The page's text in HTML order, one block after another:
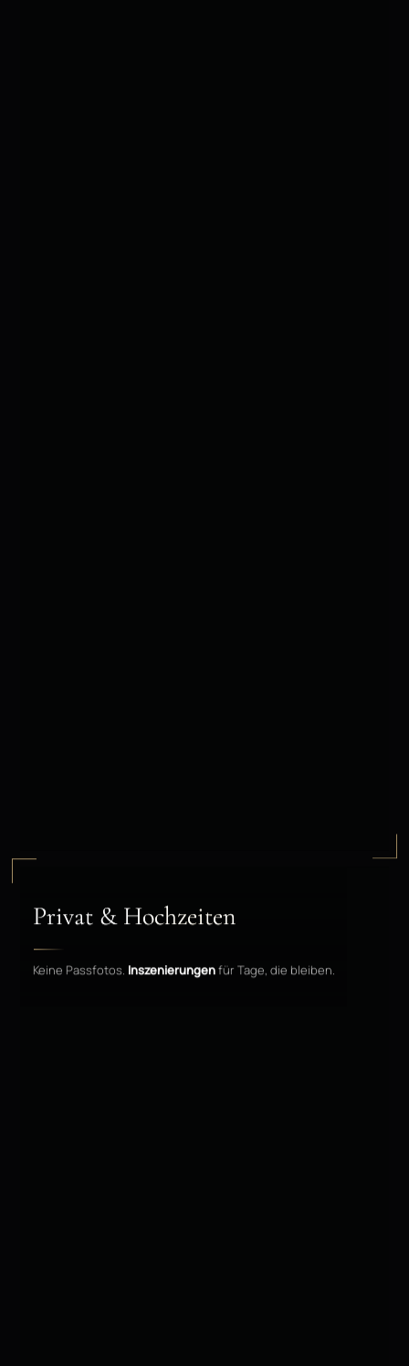
Privat & Hochzeiten
Keine Passfotos. Inszenierungenfür Tage, die bleiben.